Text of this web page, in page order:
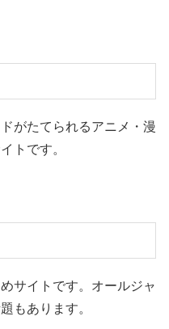
がたてられるアニメ・漫
トです。
サイトです。オールジャ
もあります。